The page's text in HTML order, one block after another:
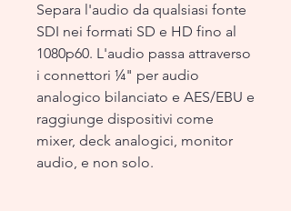
Separa l'audio da qualsiasi fonte
SDI nei formati SD e HD fino al
1080p60. L'audio passa attraverso
i connettori ¼" per audio
analogico bilanciato e AES/EBU e
raggiunge dispositivi come
mixer, deck analogici, monitor
audio, e non solo.